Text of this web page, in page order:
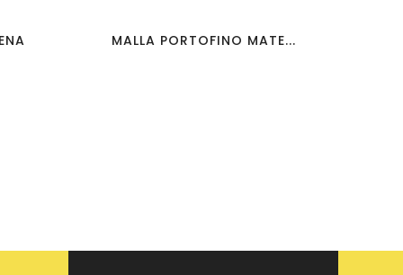
MALLA PORTOFINO MATE...